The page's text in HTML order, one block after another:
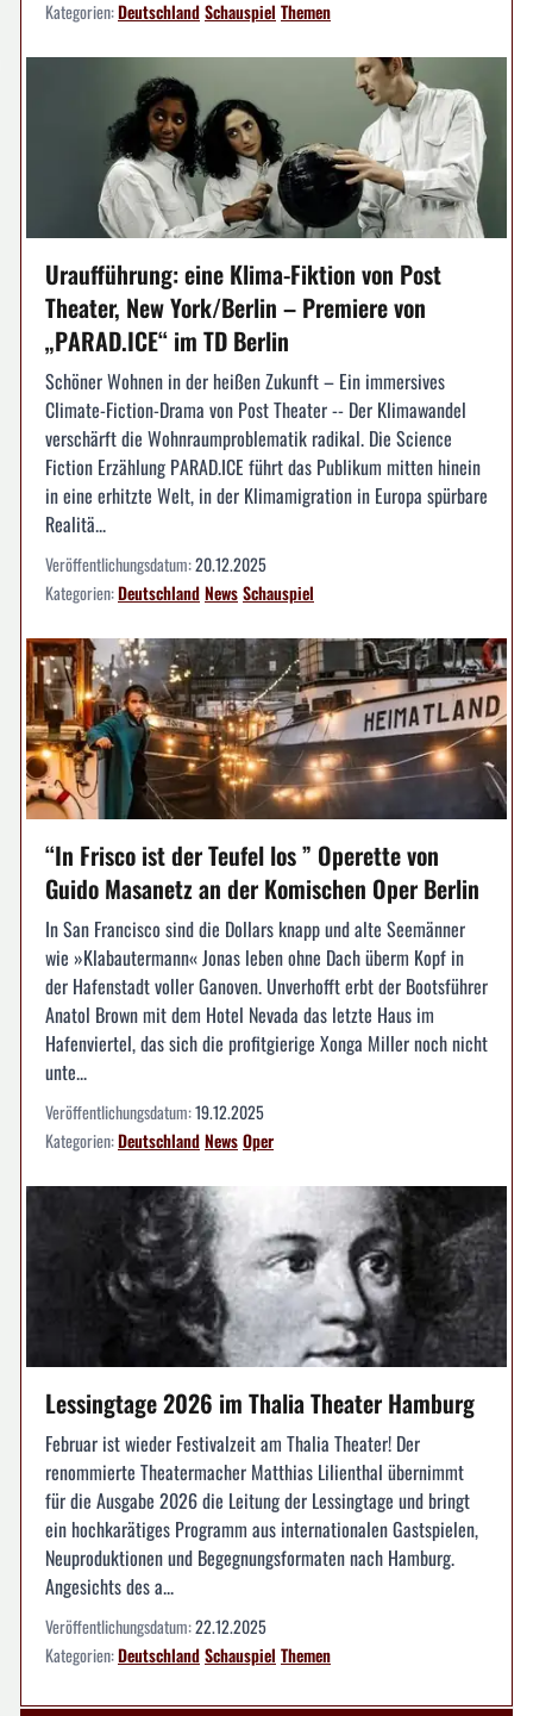
Kategorien:DeutschlandSchauspiel Themen
Uraufführung: eine Klima-Fiktion von Post
Theater, New York/Berlin – Premiere von
„PARAD.ICE“ im TD Berlin
Schöner Wohnen in der heißen Zukunft – Ein immersives
Climate-Fiction-Drama von Post Theater -- Der Klimawandel
verschärft die Wohnraumproblematik radikal. Die Science
Fiction Erzählung PARAD.ICE führt das Publikum mitten hinein
in eine erhitzte Welt, in der Klimamigration in Europa spürbare
Realitä...
Veröffentlichungsdatum:20.12.2025
Kategorien:DeutschlandNewsSchauspiel
“In Frisco ist der Teufel los ” Operette von
Guido Masanetz an der Komischen Oper Berlin
In San Francisco sind die Dollars knapp und alte Seemänner
wie »Klabautermann« Jonas leben ohne Dach überm Kopf in
der Hafenstadt voller Ganoven. Unverhofft erbt der Bootsführer
Anatol Brown mit dem Hotel Nevada das letzte Haus im
Hafenviertel, das sich die profitgierige Xonga Miller noch nicht
unte...
Veröffentlichungsdatum:19.12.2025
Kategorien:DeutschlandNewsOper
Lessingtage 2026 im Thalia Theater Hamburg
Februar ist wieder Festivalzeit am Thalia Theater! Der
renommierte Theatermacher Matthias Lilienthal übernimmt
für die Ausgabe 2026 die Leitung der Lessingtage und bringt
ein hochkarätiges Programm aus internationalen Gastspielen,
Neuproduktionen und Begegnungsformaten nach Hamburg.
Angesichts des a...
Veröffentlichungsdatum:22.12.2025
Kategorien:DeutschlandSchauspiel Themen